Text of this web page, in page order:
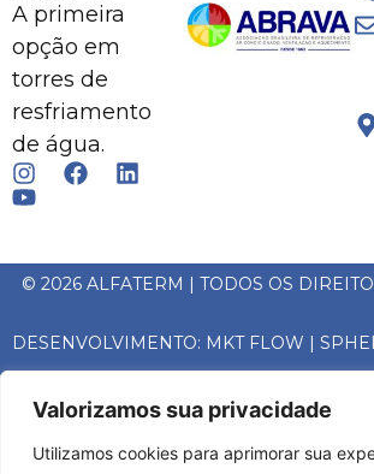
Valorizamos sua privacidade
Utilizamos cookies para aprimorar sua
A primeira
opção em
torres de
resfriamento
de água.
© 2026 ALFATERM | TODOS OS
DESENVOLVIMENTO: MKT FLOW